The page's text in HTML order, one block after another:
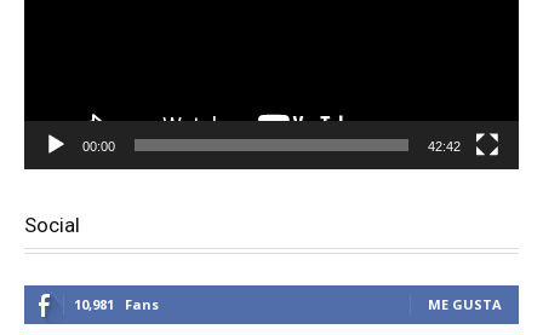
00:00 42:42
Social
10,981 Fans ME GUSTA